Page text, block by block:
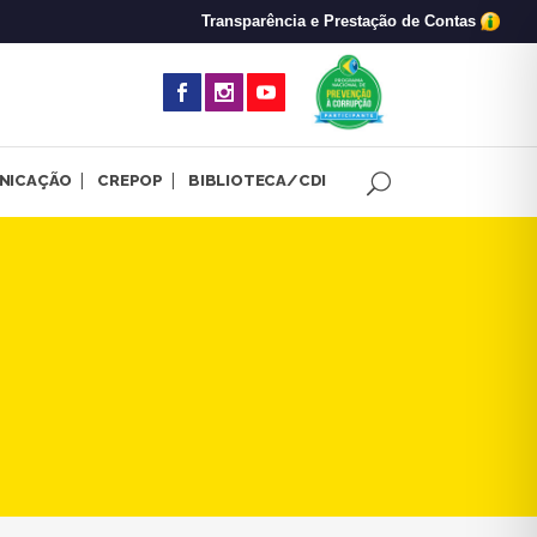
Transparência e Prestação de Contas
CREPOP BIBLIOTECA/CDI
o filme "Por que você